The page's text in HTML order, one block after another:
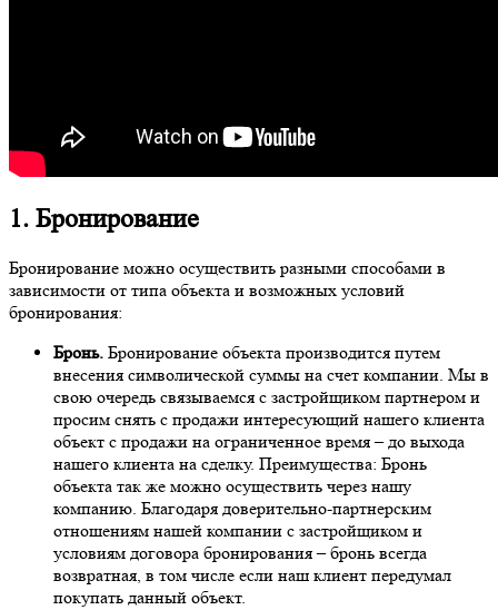
1. Бронирование
Бронирование можно осуществить разными способами в
зависимости от типа объекта и возможных условий
бронирования:
Бронь. Бронирование объекта производится путем
внесения символической суммы на счет компании. Мы в
свою очередь связываемся с застройщиком партнером и
просим снять с продажи интересующий нашего клиента
объект с продажи на ограниченное время – до выхода
нашего клиента на сделку. Преимущества: Бронь
объекта так же можно осуществить через нашу
компанию. Благодаря доверительно-партнерским
отношениям нашей компании с застройщиком и
условиям договора бронирования – бронь всегда
возвратная, в том числе если наш клиент передумал
покупать данный объект.